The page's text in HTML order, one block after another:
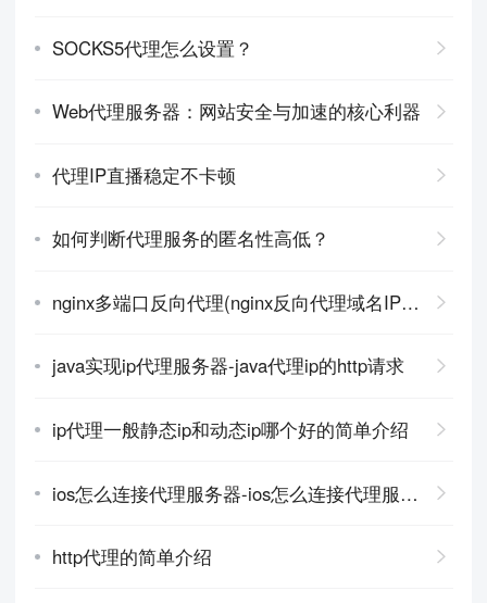
SOCKS5代理怎么设置？
Web代理服务器：网站安全与加速的核心利器
代理IP直播稳定不卡顿
如何判断代理服务的匿名性高低？
nginx多端口反向代理(nginx反向代理域名IP端口)
java实现ip代理服务器-java代理ip的http请求
ip代理一般静态ip和动态ip哪个好的简单介绍
ios怎么连接代理服务器-ios怎么连接代理服务器设置
http代理的简单介绍